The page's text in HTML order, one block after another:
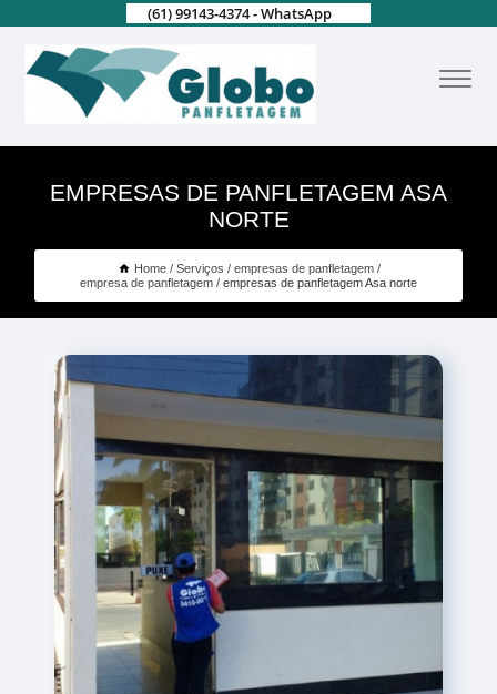
(61) 99143-4374 - WhatsApp
EMPRESAS DE PANFLETAGEM ASA
NORTE
Home Serviços
empresas de panfletagem
empresa de panfletagem
empresas de panfletagem Asa norte